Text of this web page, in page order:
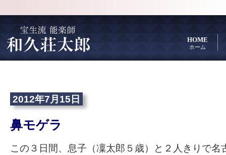
HOME
ホーム
2012年7月15日
鼻モゲラ
この３日間、息子（凜太郎５歳）と２人きりで名